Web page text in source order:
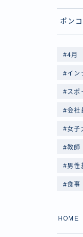
ポン
4月
イン
スポ
会社
女子
教師
男性
食事
HOME